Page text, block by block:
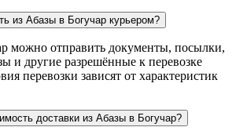
из Абазы в Богучар курьером?
можно отправить документы, посылки,
и другие разрешённые к перевозке
перевозки зависят от характеристик
доставки из Абазы в Богучар?